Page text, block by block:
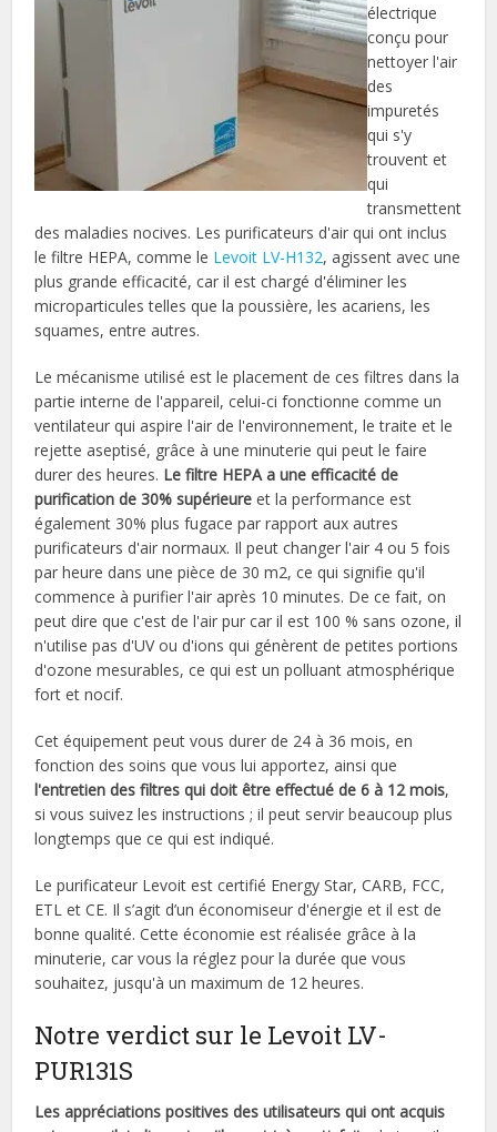
électrique
conçu pour
nettoyer l'air
des
impuretés
qui s'y
trouvent et
qui
transmettent
des maladies nocives. Les purificateurs d'air qui ont inclus
le filtre HEPA, comme le Levoit LV-H132, agissent avec une
plus grande efficacité, car il est chargé d'éliminer les
microparticules telles que la poussière, les acariens, les
squames, entre autres.
Le mécanisme utilisé est le placement de ces filtres dans la
partie interne de l'appareil, celui-ci fonctionne comme un
ventilateur qui aspire l'air de l'environnement, le traite et le
rejette aseptisé, grâce à une minuterie qui peut le faire
durer des heures. Le filtre HEPA a une efficacité de
purification de 30% supérieure et la performance est
également 30% plus fugace par rapport aux autres
purificateurs d'air normaux. Il peut changer l'air 4 ou 5 fois
par heure dans une pièce de 30 m2, ce qui signifie qu'il
commence à purifier l'air après 10 minutes. De ce fait, on
peut dire que c'est de l'air pur car il est 100 % sans ozone, il
n'utilise pas d'UV ou d'ions qui génèrent de petites portions
d'ozone mesurables, ce qui est un polluant atmosphérique
fort et nocif.
Cet équipement peut vous durer de 24 à 36 mois, en
fonction des soins que vous lui apportez, ainsi que
l'entretien des filtres qui doit être effectué de 6 à 12 mois,
si vous suivez les instructions ; il peut servir beaucoup plus
longtemps que ce qui est indiqué.
Le purificateur Levoit est certifié Energy Star, CARB, FCC,
ETL et CE. Il s’agit d’un économiseur d'énergie et il est de
bonne qualité. Cette économie est réalisée grâce à la
minuterie, car vous la réglez pour la durée que vous
souhaitez, jusqu'à un maximum de 12 heures.
Notre verdict sur le Levoit LV-
PUR131S
Les appréciations positives des utilisateurs qui ont acquis